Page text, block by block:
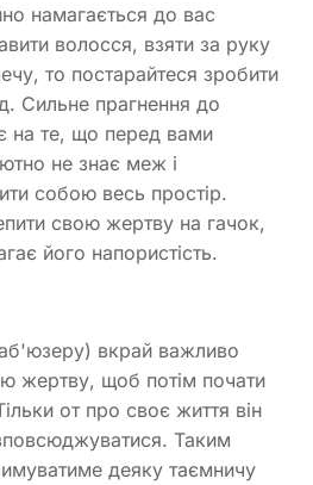
намагається до вас
волосся, взяти за руку
то постарайтеся зробити
Сильне прагнення до
на те, що перед вами
не знає меж і
собою весь простір.
свою жертву на гачок,
його напористість.
аб'юзеру) вкрай важливо
жертву, щоб потім почати
от про своє життя він
Таким
деяку таємничу